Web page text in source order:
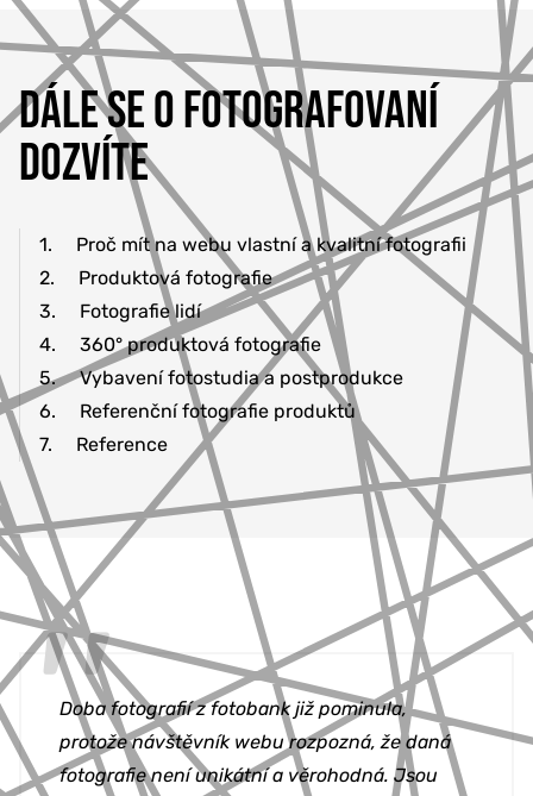
DÁLE SE O FOTOGRAFOVANÍ
DOZVÍTE
1.
Proč mít na webu vlastní a kvalitní fotografii
2.
Produktová fotografie
3.
Fotografie lidí
4.
360° produktová fotografie
5.
Vybavení fotostudia a postprodukce
6.
Referenční fotografie produktů
7.
Reference
Doba fotografií z fotobank již pominula,
protože návštěvník webu rozpozná, že daná
fotografie není unikátní a věrohodná. Jsou